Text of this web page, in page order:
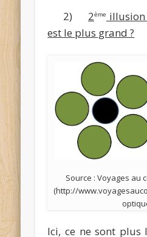
2) 2ème
est le plus grand ?
Source : Voyages au
(http://
Ici, ce ne sont plus